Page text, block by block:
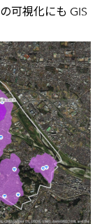
可視化にも GIS